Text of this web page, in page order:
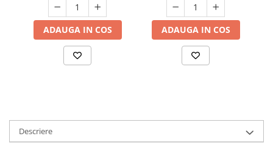
Hote bucatarie
Consumabile
Hote cupolare
Hote telescopice
Hote traditionale
ADAUGA IN COS ADAUGA IN COS
Descriere